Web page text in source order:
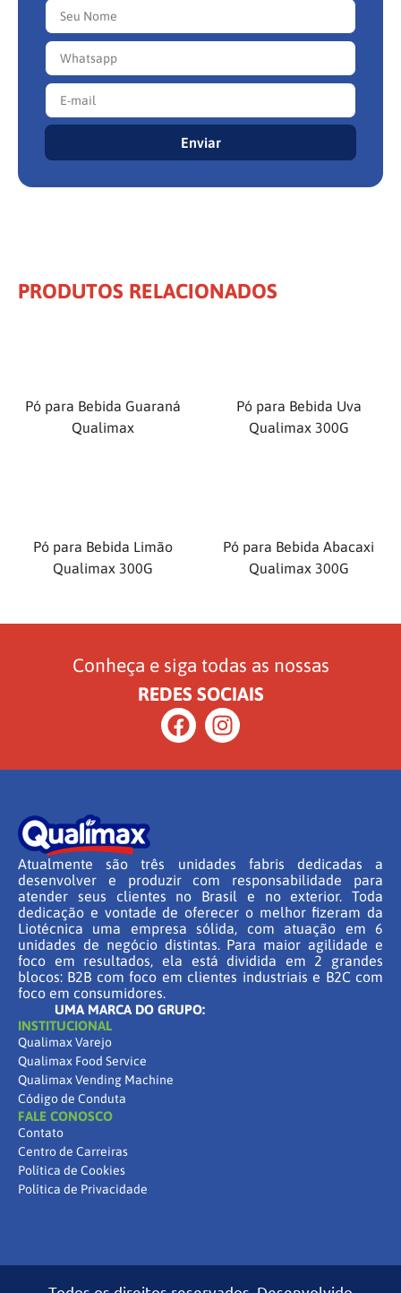
Enviar
PRODUTOS RELACIONADOS
Pó para Bebida Guaraná
Qualimax
Pó para Bebida Uva
Qualimax 300G
Pó para Bebida Limão
Qualimax 300G
Pó para Bebida Abacaxi
Qualimax 300G
Conheça e siga todas as nossas
REDES SOCIAIS
Atualmente são três unidades fabris dedicadas a
desenvolver e produzir com responsabilidade para
atender seus clientes no Brasil e no exterior. Toda
dedicação e vontade de oferecer o melhor fizeram da
Liotécnica uma empresa sólida, com atuação em 6
unidades de negócio distintas. Para maior agilidade e
foco em resultados, ela está dividida em 2 grandes
blocos: B2B com foco em clientes industriais e B2C com
foco em consumidores.
UMA MARCA DO GRUPO:
INSTITUCIONAL
Qualimax Varejo
Qualimax Food Service
Qualimax Vending Machine
Código de Conduta
FALE CONOSCO
Contato
Centro de Carreiras
Política de Cookies
Política de Privacidade